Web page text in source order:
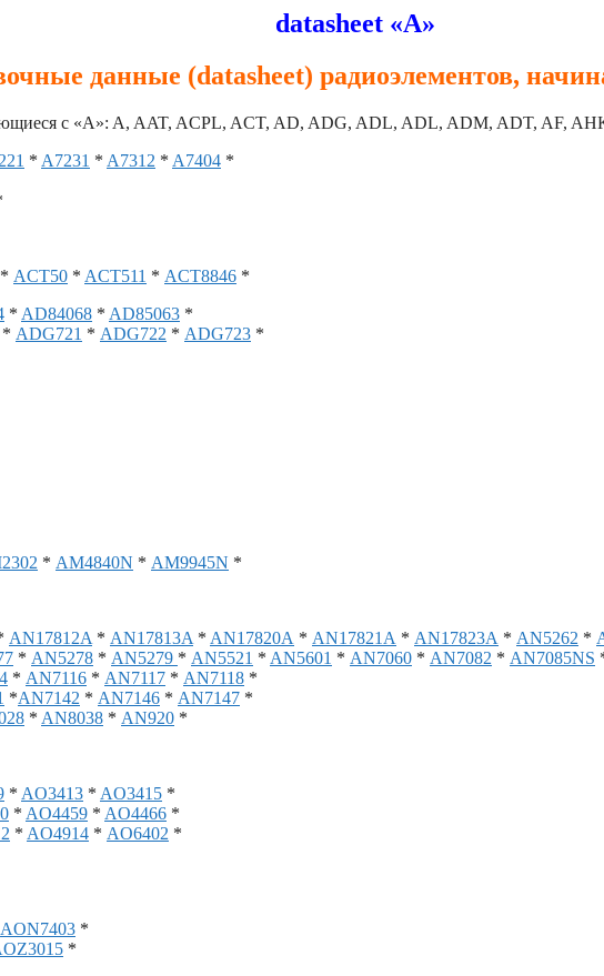
datasheet «A»
данные (datasheet) радиоэлементов,
с «A»: A, AAT, ACPL, ACT, AD, ADG, ADL, ADL, ADM, ADT, AF,
* A7231 * A7312 * A7404 *
* ACT50 * ACT511 * ACT8846 *
* AD84068 * AD85063 *
* ADG721 * ADG722 * ADG723 *
* AM4840N * AM9945N *
AN17812A * AN17813A * AN17820A * AN17821A * AN17823A * AN5262 *
* AN5278 * AN5279 * AN5521 * AN5601 * AN7060 * AN7082 * AN7085NS
* AN7116 * AN7117 * AN7118 *
*AN7142 * AN7146 * AN7147 *
* AN8038 * AN920 *
* AO3413 * AO3415 *
* AO4459 * AO4466 *
* AO4914 * AO6402 *
AON7403 *
*